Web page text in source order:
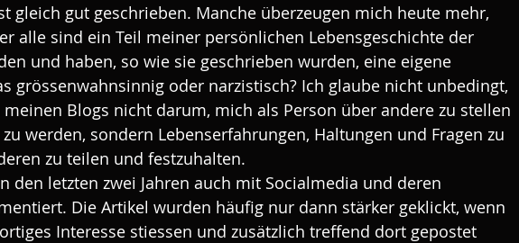
gleich gut geschrieben. Manche überzeugen mich heute mehr,
alle sind ein Teil meiner persönlichen Lebensgeschichte der
und haben, so wie sie geschrieben wurden, eine eigene
grössenwahnsinnig oder narzistisch? Ich glaube nicht unbedingt,
Blogs nicht darum, mich als Person über andere zu stellen
werden, sondern Lebenserfahrungen, Haltungen und Fragen zu
zu teilen und festzuhalten.
den letzten zwei Jahren auch mit Socialmedia und deren
Die Artikel wurden häufig nur dann stärker geklickt, wenn
Interesse stiessen und zusätzlich treffend dort gepostet